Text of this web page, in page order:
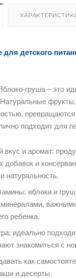
детского
груша – это
подходит для
вкус и аромат:
добавок и
натуральность.
яблоки и
ребенка.
идеально
знакомиться с
как
и десерты.